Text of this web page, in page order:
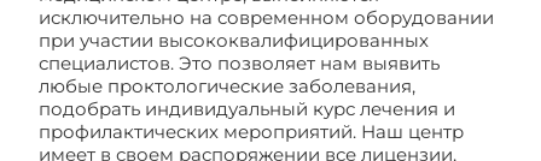
исключительно на современном оборудовании
при участии высококвалифицированных
специалистов. Это позволяет нам выявить
любые проктологические заболевания,
подобрать индивидуальный курс лечения и
профилактических мероприятий. Наш центр
имеет в своем распоряжении все лицензии,